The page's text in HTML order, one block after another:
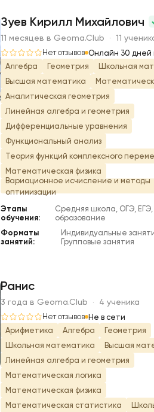
Зуев Кирилл Михайлович
11 месяцев в Geoma.Club · 11
Нет отзывов Онлайн 30 дней
Алгебра
Геометрия
Школьная
Высшая математика
Аналитическая геометрия
Линейная алгебра и геометрия
Дифференциальные уравнения
Функциональный анализ
Теория функций комплексного
Математическая физика
Вариационное исчисление и методы
оптимизации
Этапы
обучения:
Средняя школа, ОГЭ,
образование
Форматы
занятий:
Индивидуальные
Групповые занятия
Ранис
3 года в Geoma.Club · 4 ученика
Нет отзывов Не в сети
Арифметика
Алгебра
Геометрия
Школьная математика
Высшая
Линейная алгебра и геометрия
Математическая логика
Математическая физика
Математическая статистика